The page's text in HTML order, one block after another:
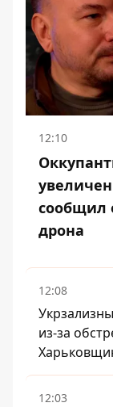
12:10
сообщил
дрона
12:08
из-за
12:03